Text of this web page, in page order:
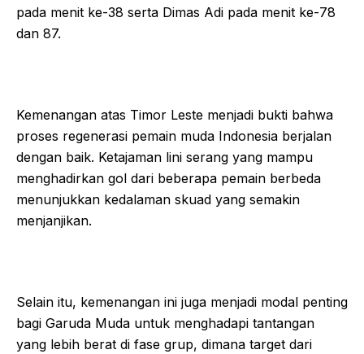
pada menit ke-38 serta Dimas Adi pada menit ke-78
dan 87.
Kemenangan atas Timor Leste menjadi bukti bahwa
proses regenerasi pemain muda Indonesia berjalan
dengan baik. Ketajaman lini serang yang mampu
menghadirkan gol dari beberapa pemain berbeda
menunjukkan kedalaman skuad yang semakin
menjanjikan.
Selain itu, kemenangan ini juga menjadi modal penting
bagi Garuda Muda untuk menghadapi tantangan
yang lebih berat di fase grup, dimana target dari